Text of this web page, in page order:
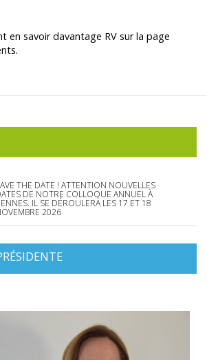
en savoir davantage RV sur la page
THE DATE ! ATTENTION NOUVELLES
DE NOTRE COLLOQUE ANNUEL À
IL SE DÉROULERA LES 17 ET 18
2026